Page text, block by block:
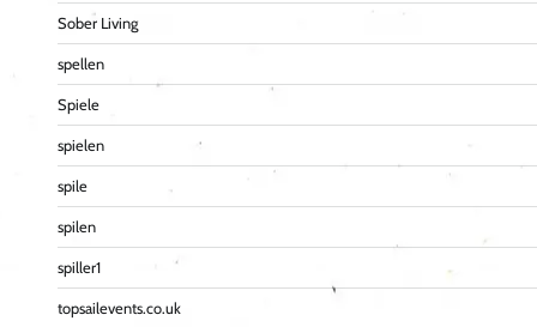
Sober Living
spellen
Spiele
spielen
spile
spilen
spiller1
topsailevents.co.uk